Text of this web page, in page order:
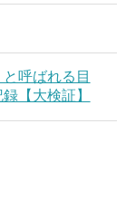
呼ばれる目
【大検証】